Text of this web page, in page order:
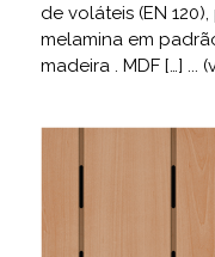
de voláteis (EN
melamina em
madeira . MDF […] ...